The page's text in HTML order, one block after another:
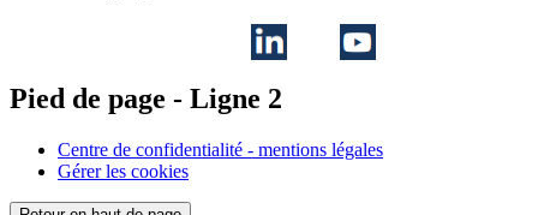
Pied de page - Ligne 2
Centre de confidentialité - mentions légales
Gérer les cookies